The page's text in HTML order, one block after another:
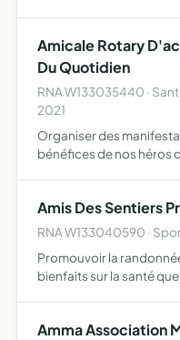
Amicale Rotary
Du Quotidien
RNA W133035440 ·
2021
Organiser des
bénéfices de nos héros
Amis Des Sentiers
RNA W133040590 ·
Promouvoir la
bienfaits sur la santé
période de …
Amma Association